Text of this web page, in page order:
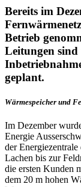
Bereits im
Betrieb
Leitungen sind
geplant.
Wärmespeicher und
Im Dezember
Energie
der
Lachen bis zur
die ersten Kunden
dem 20 m hohen